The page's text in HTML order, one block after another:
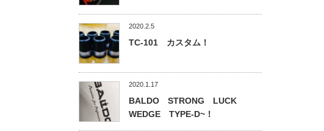
2020.2.5
TC-101 カスタム！
2020.1.17
BALDO STRONG LUCK
WEDGE TYPE-D~！